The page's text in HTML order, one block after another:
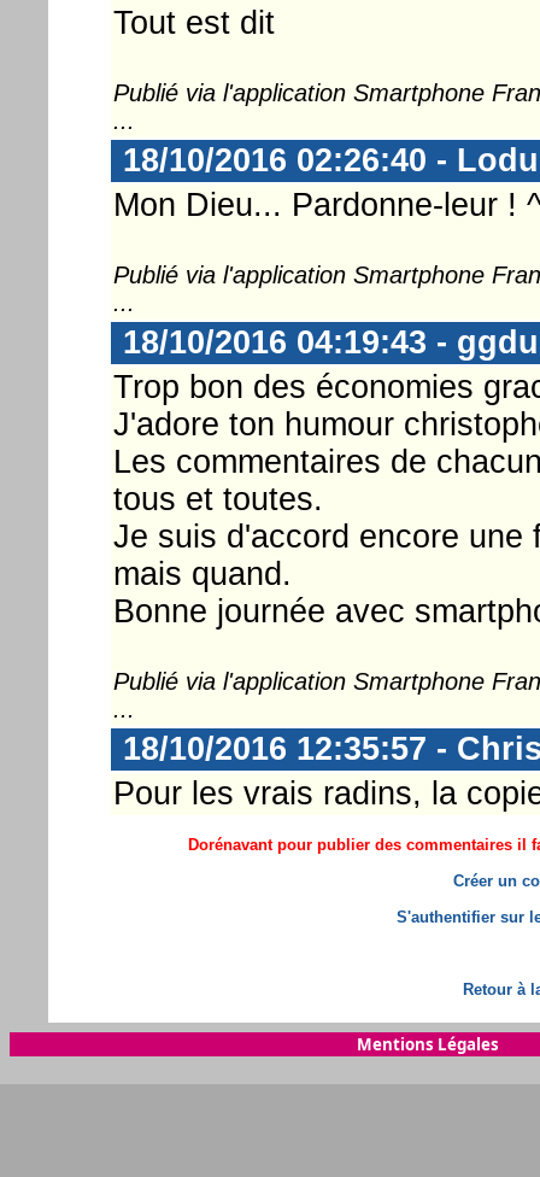
Tout est dit
Publié via l'application Smartphone
...
18/10/2016 02:26:40 -
Mon Dieu... Pardonne-leur !
Publié via l'application Smartphone
...
18/10/2016 04:19:43 -
Trop bon des économies
J'adore ton humour
Les commentaires de
tous et toutes.
Je suis d'accord encore une
mais quand.
Bonne journée avec
Publié via l'application Smartphone
...
18/10/2016 12:35:57 -
Pour les vrais radins, la
Dorénavant pour publier des commentaires il
Créer un
S'authentifier sur
Retour à
Mentions Légales